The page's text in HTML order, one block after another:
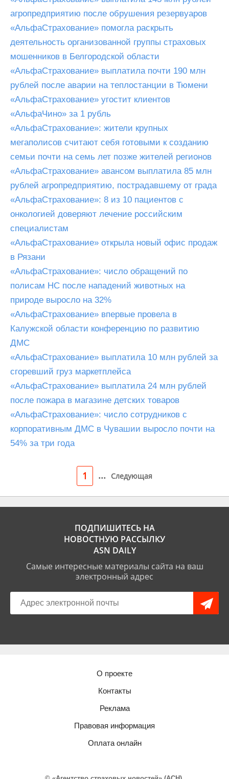
агропредприятию после обрушения резервуаров
«АльфаСтрахование» помогла раскрыть
деятельность организованной группы страховых
мошенников в Белгородской области
«АльфаСтрахование» выплатила почти 190 млн
рублей после аварии на теплостанции в Тюмени
«АльфаСтрахование» угостит клиентов
«АльфаЧино» за 1 рубль
«АльфаСтрахование»: жители крупных
мегаполисов считают себя готовыми к созданию
семьи почти на семь лет позже жителей регионов
«АльфаСтрахование» авансом выплатила 85 млн
рублей агропредприятию, пострадавшему от града
«АльфаСтрахование»: 8 из 10 пациентов с
онкологией доверяют лечение российским
специалистам
«АльфаСтрахование» открыла новый офис продаж
в Рязани
«АльфаСтрахование»: число обращений по
полисам НС после нападений животных на
природе выросло на 32%
«АльфаСтрахование» впервые провела в
Калужской области конференцию по развитию
ДМС
«АльфаСтрахование» выплатила 10 млн рублей за
сгоревший груз маркетплейса
«АльфаСтрахование» выплатила 24 млн рублей
после пожара в магазине детских товаров
«АльфаСтрахование»: число сотрудников с
корпоративным ДМС в Чувашии выросло почти на
54% за три года
1 ... Следующая
ПОДПИШИТЕСЬ НА
НОВОСТНУЮ РАССЫЛКУ
ASN DAILY
Самые интересные материалы сайта на ваш
электронный адрес
О проекте
Контакты
Реклама
Правовая информация
Оплата онлайн